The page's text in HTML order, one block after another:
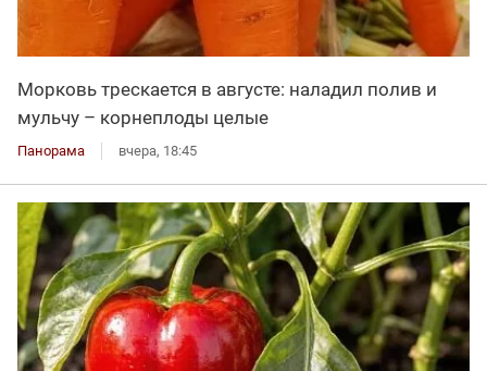
Морковь трескается в августе: наладил полив и
мульчу – корнеплоды целые
Панорама вчера, 18:45